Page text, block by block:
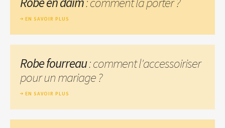
EN SAVOIR PLUS
Robe fourreau: comment l'accessoiriser
pour un mariage ?
EN SAVOIR PLUS